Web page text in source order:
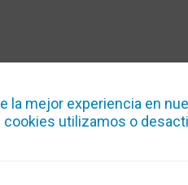
la mejor experiencia en
utilizamos o